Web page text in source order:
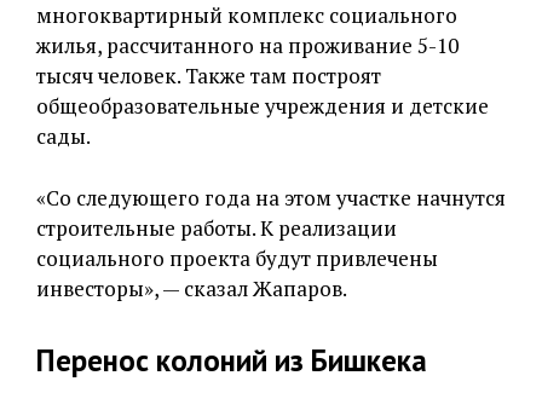
многоквартирный комплекс социального
жилья, рассчитанного на проживание 5-10
тысяч человек. Также там построят
общеобразовательные учреждения и детские
сады.
«Со следующего года на этом участке начнутся
строительные работы. К реализации
социального проекта будут привлечены
инвесторы», — сказал Жапаров.
Перенос колоний из Бишкека